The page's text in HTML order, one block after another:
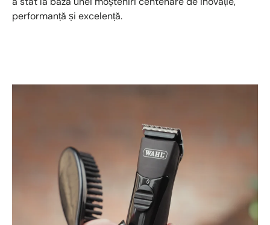
performanță și excelență.